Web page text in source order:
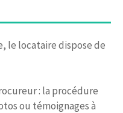
le locataire dispose de
: la procédure
ou témoignages à